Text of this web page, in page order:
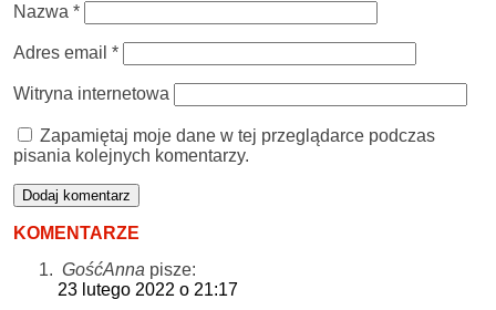
Nazwa *
Adres email *
Witryna internetowa
Zapamiętaj moje dane w tej przeglądarce podczas
pisania kolejnych komentarzy.
KOMENTARZE
GośćAnna pisze:
23 lutego 2022 o 21:17